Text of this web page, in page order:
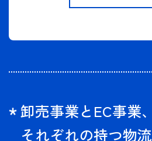
卸売事業とEC事業、
それぞれの持つ物